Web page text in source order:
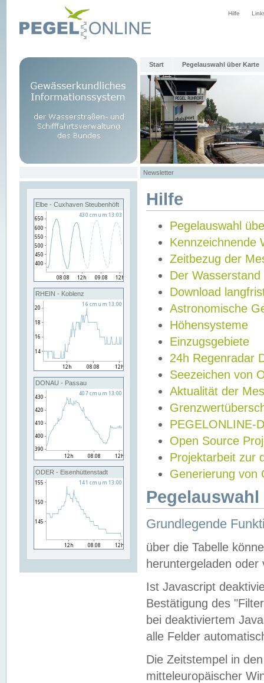
Hilfe
Start Pegelauswahl über Karte
Newsletter
Elbe - Cuxhaven Steubenhöft
RHEIN - Koblenz
DONAU - Passau
ODER - Eisenhüttenstadt
Hilfe
Pegelauswahl
Kennzeichnende
Zeitbezug der
Der Wasserstand
Download
Astronomische
Höhensysteme
Einzugsgebiete
24h Regenradar
Seezeichen von
Aktualität der
PEGELONLINE-
Open Source
Projektarbeit zur
Generierung von
Grundlegende
über die Tabelle
heruntergeladen oder
Ist Javascript
Bestätigung des
bei deaktiviertem
alle Felder
Die Zeitstempel in
mitteleuropäischer